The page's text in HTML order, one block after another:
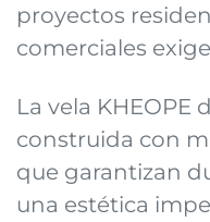
proyectos
comerciales
La vela KHEOPE
construida con
que garantizan
una estética